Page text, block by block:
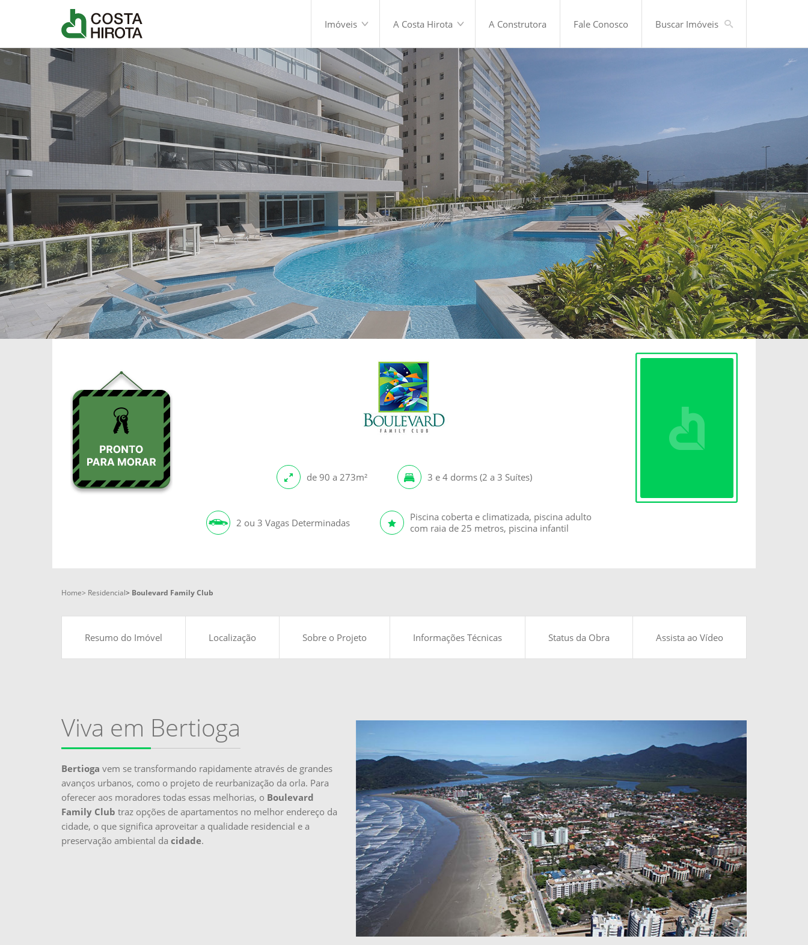
Buscar Imóveis
Imóveis A Costa Hirota A Construtora Fale Conosco
de 90 a 273m² 3 e 4 dorms (2 a 3 Suítes)
2 ou 3 Vagas Determinadas
Piscina coberta e climatizada, piscina adulto
com raia de 25 metros, piscina infantil
Home Residencial Boulevard Family Club
Resumo do Imóvel Localização Sobre o Projeto Informações Técnicas Status da Obra Assista ao Vídeo
Viva em Bertioga
Bertioga vem se transformando rapidamente através de grandes
avanços urbanos, como o projeto de reurbanização da orla. Para
oferecer aos moradores todas essas melhorias, o Boulevard
Family Club traz opções de apartamentos no melhor endereço da
cidade, o que significa aproveitar a qualidade residencial e a
preservação ambiental dacidade.